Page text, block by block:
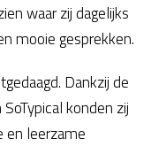
waar zij dagelijks
mooie gesprekken.
Dankzij de
konden zij
en leerzame